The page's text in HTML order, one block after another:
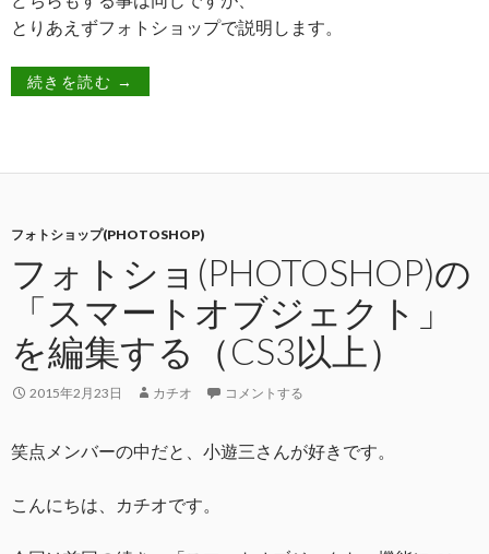
とりあえずフォトショップで説明します。
続きを読む →
フォトショップ(PHOTOSHOP)
フォトショ(PHOTOSHOP)の
「スマートオブジェクト」
を編集する（CS3以上）
2015年2月23日 カチオ コメントする
笑点メンバーの中だと、小遊三さんが好きです。
こんにちは、カチオです。